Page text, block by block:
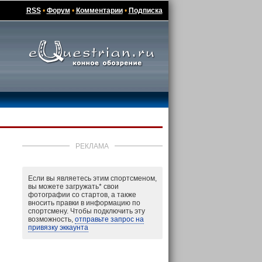
RSS• Форум • Комментарии• Подписка
РЕКЛАМА
Если вы являетесь этим спортсменом,
вы можете загружать*свои
фотографии со стартов, а также
вносить правки в информацию по
спортсмену. Чтобы подключить эту
возможность, отправьте запрос на
привязку эккаунта